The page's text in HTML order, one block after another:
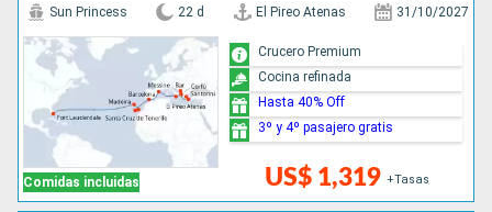
Comidas incluidas
Sun Princess 22 d El Pireo Atenas 31/10/2027
US$ 1,319 +Tasas
Crucero Premium
Cocina refinada
Hasta 40% Off
3º y 4º pasajero gratis